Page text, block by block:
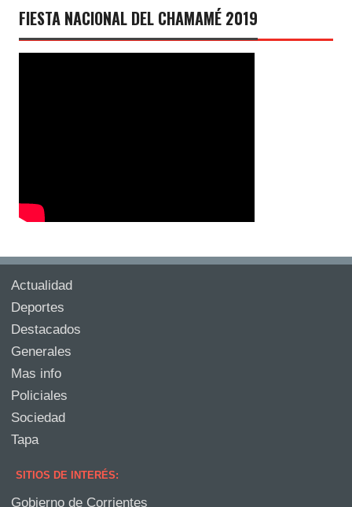
FIESTA NACIONAL DEL CHAMAMÉ 2019
Actualidad
Deportes
Destacados
Generales
Mas info
Policiales
Sociedad
Tapa
SITIOS DE INTERÉS:
Gobierno de Corrientes